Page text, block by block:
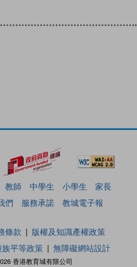
教師 中學生 小學生
家長
們 服務承諾 教城電子報
香港教育城有限公司
條款
版權及知識產權政策
平等政策 無障礙網站設計